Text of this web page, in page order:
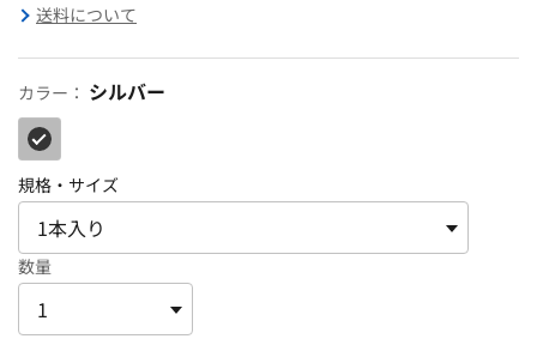
送料について
カラー： シルバー
規格・サイズ
数量